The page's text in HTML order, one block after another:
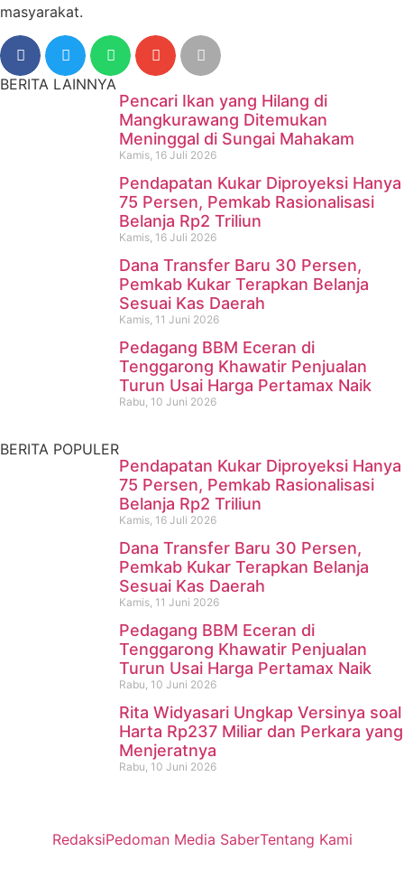
masyarakat.
BERITA LAINNYA
Pencari Ikan yang Hilang di
Mangkurawang Ditemukan
Meninggal di Sungai Mahakam
Kamis, 16 Juli 2026
Pendapatan Kukar Diproyeksi Hanya
75 Persen, Pemkab Rasionalisasi
Belanja Rp2 Triliun
Kamis, 16 Juli 2026
Dana Transfer Baru 30 Persen,
Pemkab Kukar Terapkan Belanja
Sesuai Kas Daerah
Kamis, 11 Juni 2026
Pedagang BBM Eceran di
Tenggarong Khawatir Penjualan
Turun Usai Harga Pertamax Naik
Rabu, 10 Juni 2026
Pencari Ikan yang Hilang di
Mangkurawang Ditemukan
Meninggal di Sungai
Mahakam
BERITA POPULER
Pendapatan Kukar Diproyeksi Hanya
75 Persen, Pemkab Rasionalisasi
Belanja Rp2 Triliun
Kamis, 16 Juli 2026
Dana Transfer Baru 30 Persen,
Pemkab Kukar Terapkan Belanja
Sesuai Kas Daerah
Kamis, 11 Juni 2026
Pedagang BBM Eceran di
Tenggarong Khawatir Penjualan
Turun Usai Harga Pertamax Naik
Rabu, 10 Juni 2026
Rita Widyasari Ungkap Versinya soal
Harta Rp237 Miliar dan Perkara yang
Menjeratnya
Rabu, 10 Juni 2026
RedaksiPedoman Media SaberTentang Kami